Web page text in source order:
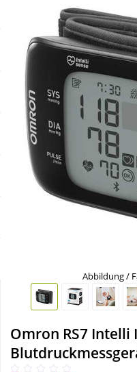
Aktuelle Coupons
Gratis dazu
Neuheiten
Sale
Schnäppchen
Arzneimittel
Bio & Genuss
Diabetes
Körperpflege & Kosmetik
Liebe & Erotik
Natur & Homöopathie
Sanitätshaus
Abbildung /
Omron RS7 Intelli